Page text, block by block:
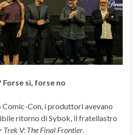
sì, forse no
Comic-Con, i produttori avevano
ritorno di Sybok, il fratellastro
Trek V: The Final Frontier.